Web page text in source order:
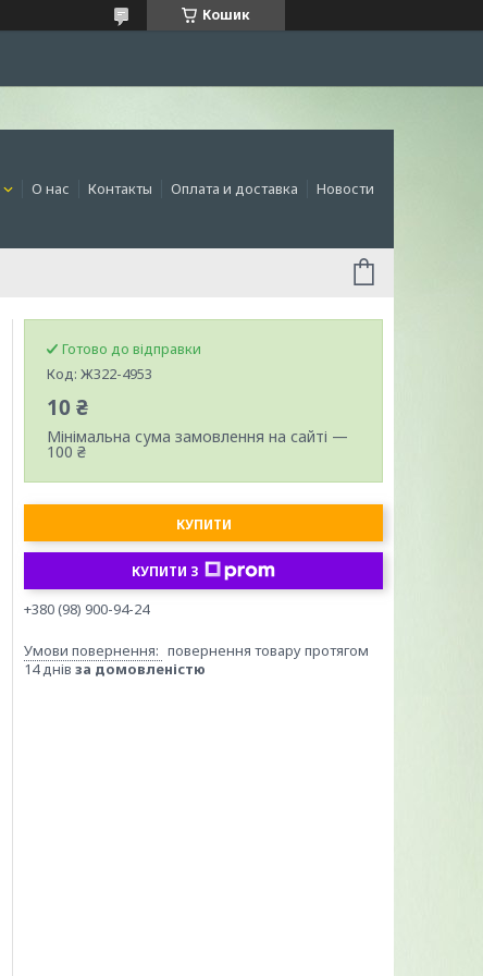
Кошик
О нас Контакты Оплата и доставка Новости
Готово до відправки
Код: ЖЗ22-4953
10 ₴
Мінімальна сума замовлення на сайті —
100 ₴
КУПИТИ
КУПИТИ З
+380 (98) 900-94-24
повернення товару протягом
14 днів за домовленістю